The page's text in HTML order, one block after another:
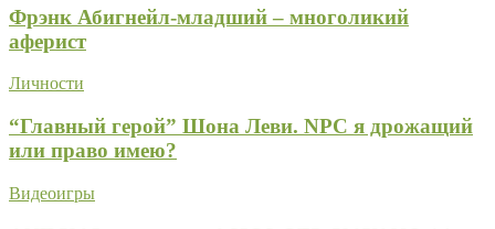
Фрэнк Абигнейл-младший – многоликий
аферист
Личности
“Главный герой” Шона Леви. NPC я дрожащий
или право имею?
Видеоигры